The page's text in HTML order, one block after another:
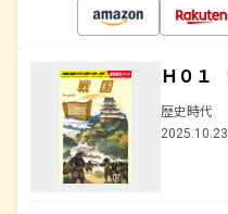
Ｈ０１
歴史時代